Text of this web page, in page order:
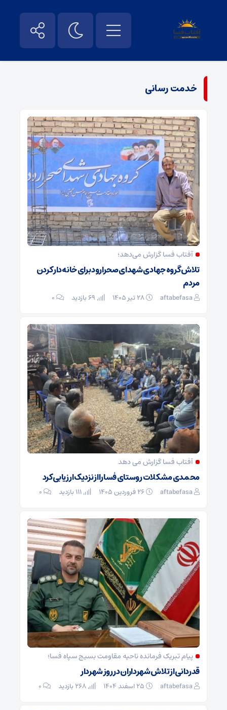
خدمت رسانی
آفتاب فسا گزارش می‌دهد؛
تلاش گروه جهادی شهدای صحرارود برای خانه‌دار کردن
مردم
aftabefasa ۰
آفتاب فسا گزارش می دهد
محمدی مشکلات روستای فسا را از نزدیک ارزیابی کرد
aftabefasa ۰
پیام تبریک فرمانده ناحیه مقاومت بسیج سپاه فسا؛
قدردانی از تلاش شهرداران در روز شهردار
aftabefasa ۰